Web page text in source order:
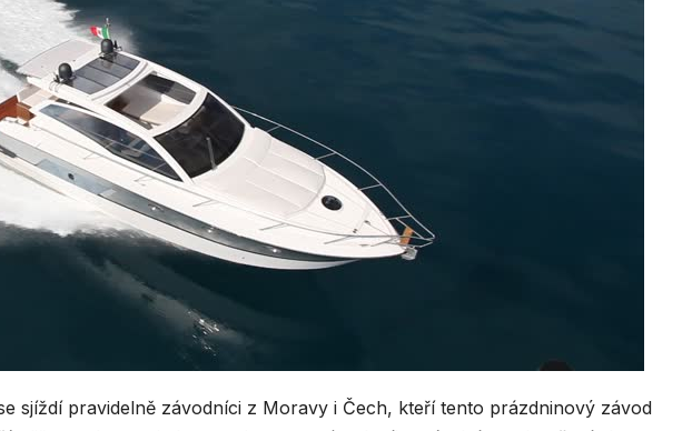
sjíždí pravidelně závodníci z Moravy i Čech, kteří tento prázdninový závod